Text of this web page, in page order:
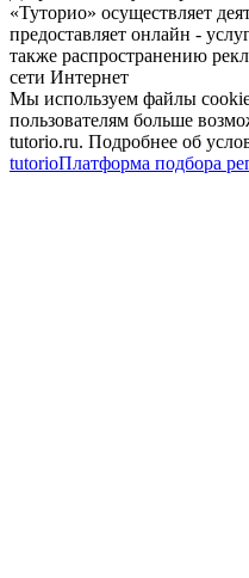
«Туторио» осуществляет
предоставляет онлайн -
также распространению
сети Интернет
Мы используем файлы cookie
пользователям больше
tutorio.ru. Подробнее об
tutorioПлатформа подбора